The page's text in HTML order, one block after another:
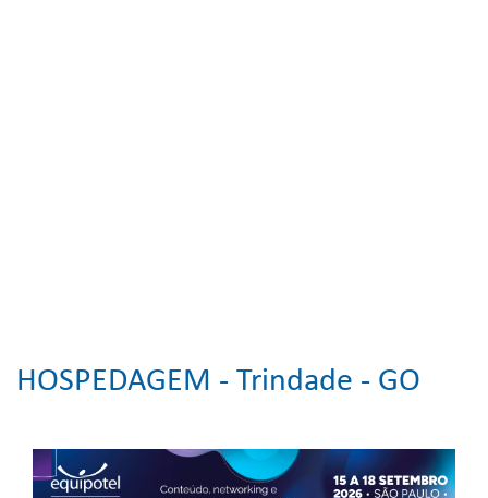
HOSPEDAGEM - Trindade - GO